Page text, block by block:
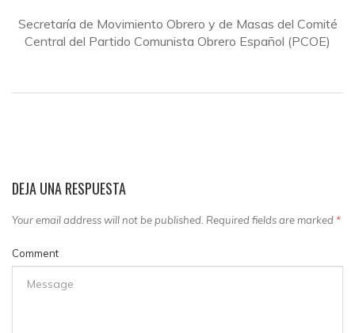
Secretaría de Movimiento Obrero y de Masas del Comité
Central del Partido Comunista Obrero Español (PCOE)
DEJA UNA RESPUESTA
Your email address will not be published. Required fields are marked *
Comment